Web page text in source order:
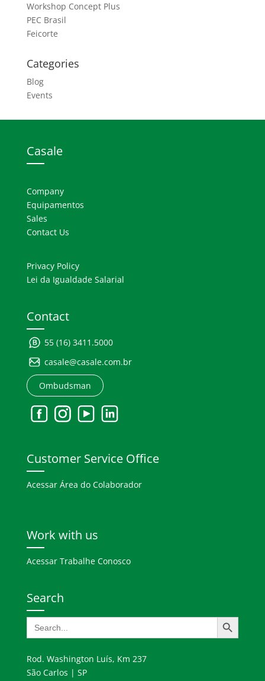
Workshop Concept Plus
PEC Brasil
Feicorte
Categories
Blog
Events
Casale
Company
Equipamentos
Sales
Contact Us
Privacy Policy
Lei da Igualdade Salarial
Contact
55 (16) 3411.5000
casale@casale.com.br
Ombudsman
Customer Service Office
Acessar Área do Colaborador
Work with us
Acessar Trabalhe Conosco
Search
Search
for:
Search Button
Rod. Washington Luís, Km 237
São Carlos | SP